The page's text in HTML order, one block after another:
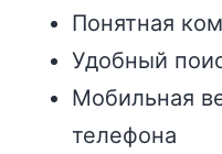
Понятная
Удобный
Мобильная
телефона